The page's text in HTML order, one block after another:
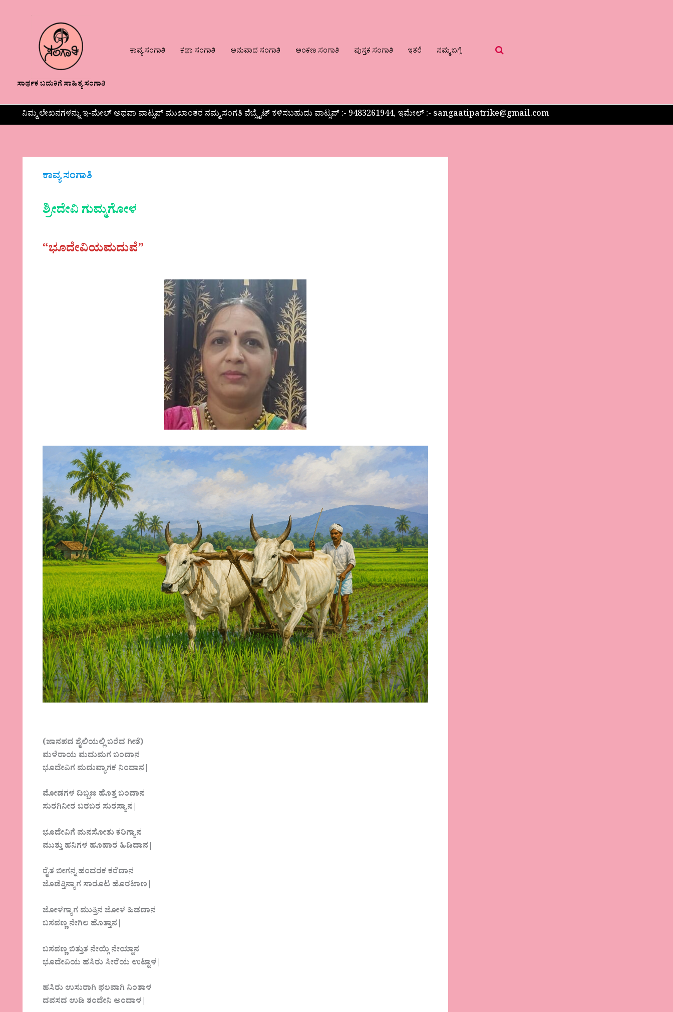
ಸಾರ್ಥಕ ಬದುಕಿಗೆ ಸಾಹಿತ್ಯ ಸಂಗಾತಿ
ಕಾವ್ಯ ಸಂಗಾತಿ ಕಥಾ ಸಂಗಾತಿ ಅನುವಾದ ಸಂಗಾತಿ ಅಂಕಣ ಸಂಗಾತಿ ಪುಸ್ತಕ ಸಂಗಾತಿ ಇತರೆ ನಮ್ಮ ಬಗ್ಗೆ
ನಿಮ್ಮ ಲೇಖನಗಳನ್ನು ಇ-ಮೇಲ್ ಅಥವಾ ವಾಟ್ಸಪ್ ಮುಖಾಂತರ ನಮ್ಮ ಸಂಗತಿ ವೆಬ್ಸೈಟ್ ಕಳಿಸಬಹುದು ವಾಟ್ಸಪ್‌ :- 9483261944, ಇಮೇಲ್ :- sangaatipatrike@gmail.com
ಕಾವ್ಯ ಸಂಗಾತಿ
ಶ್ರೀದೇವಿ ಗುಮ್ಮಗೋಳ
“ಭೂದೇವಿಯಮದುವೆ”
(ಜಾನಪದ ಶೈಲಿಯ‌ಲ್ಲಿ‌ ಬರೆದ ಗೀತೆ)
ಮಳೆರಾಯ ಮದುಮಗ ಬಂದಾನ
ಭೂದೇವಿಗ ಮದುವ್ಯಾಗಕ ನಿಂದಾನ|
ಮೋಡಗಳ ದಿಬ್ಬಣ ಹೊತ್ತ ಬಂದಾನ
ಸುರಗಿನೀರ ಬರಬರ ಸುರಸ್ಯಾನ|
ಭೂದೇವಿಗೆ ಮನಸೋತು ಕರಿಗ್ಯಾನ
ಮುತ್ತು ಹನಿಗಳ ಹೂಹಾರ ಹಿಡಿದಾನ|
ರೈತ ಬೀಗನ್ನ ಹಂದರಕ ಕರೆದಾನ
ಜೊಡೆತ್ತಿನ್ಯಾಗ ಸಾರೂಟ ಹೊರಟಾಣ|
ಜೋಳಗ್ಯಾಗ ಮುತ್ತಿನ ಜೋಳ ಹಿಡದಾನ
ಬಸವಣ್ಣ ನೇಗಿಲ ಹೊತ್ತಾನ|
ಬಸವಣ್ಣ ಬಿತ್ತುತ ನೇಯ್ಗಿ ನೇಯ್ದಾನ
ಭೂದೇವಿಯ ಹಸಿರು ಸೀರೆಯ ಉಟ್ಟಾಳ|
ಹಸಿರು ಉಸುರಾಗಿ ಫಲವಾಗಿ ನಿಂತಾಳ
ದವಸದ ಉಡಿ ತಂದೇನಿ ಅಂದಾಳ|